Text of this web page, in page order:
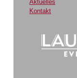
Aktuelles
Kontakt